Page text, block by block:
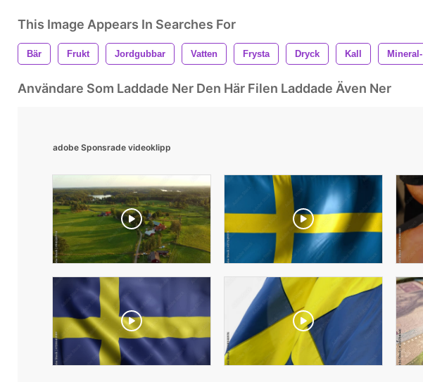
This Image Appears In Searches For
Bär Frukt Jordgubbar Vatten Frysta Dryck Kall Mineral-
Användare Som Laddade Ner Den Här Filen Laddade Även Ner
adobe Sponsrade videoklipp